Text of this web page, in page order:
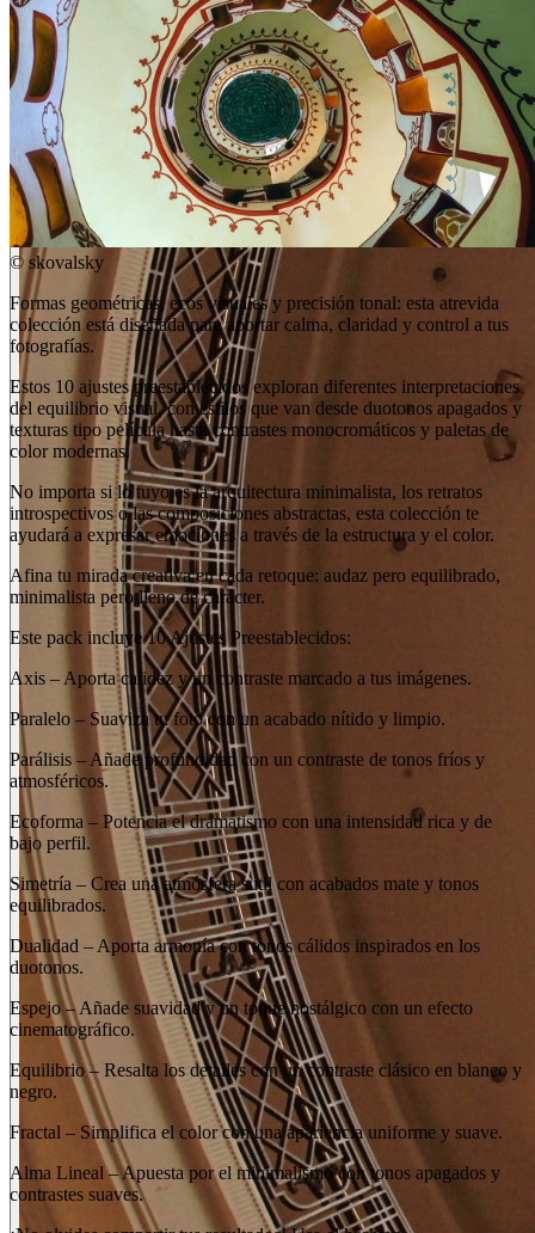
©skovalsky
Formas geométricas, ecos visuales y precisión tonal: esta atrevida
colección está diseñada para aportar calma, claridad y control a tus
fotografías.
Estos 10 ajustes preestablecidos exploran diferentes interpretaciones
del equilibrio visual, con estilos que van desde duotonos apagados y
texturas tipo película hasta contrastes monocromáticos y paletas de
color modernas.
No importa si lo tuyo es la arquitectura minimalista, los retratos
introspectivos o las composiciones abstractas, esta colección te
ayudará a expresar emociones a través de la estructura y el color.
Afina tu mirada creativa en cada retoque: audaz pero equilibrado,
minimalista pero lleno de carácter.
Este pack incluye 10 Ajustes Preestablecidos:
Axis – Aporta calidez y un contraste marcado a tus imágenes.
Paralelo – Suaviza tu foto con un acabado nítido y limpio.
Parálisis – Añade profundidad con un contraste de tonos fríos y
atmosféricos.
Ecoforma – Potencia el dramatismo con una intensidad rica y de
bajo perfil.
Simetría – Crea una atmósfera sutil con acabados mate y tonos
equilibrados.
Dualidad – Aporta armonía con tonos cálidos inspirados en los
duotonos.
Espejo – Añade suavidad y un toque nostálgico con un efecto
cinematográfico.
Equilibrio – Resalta los detalles con un contraste clásico en blanco y
negro.
Fractal – Simplifica el color con una apariencia uniforme y suave.
Alma Lineal – Apuesta por el minimalismo con tonos apagados y
contrastes suaves.